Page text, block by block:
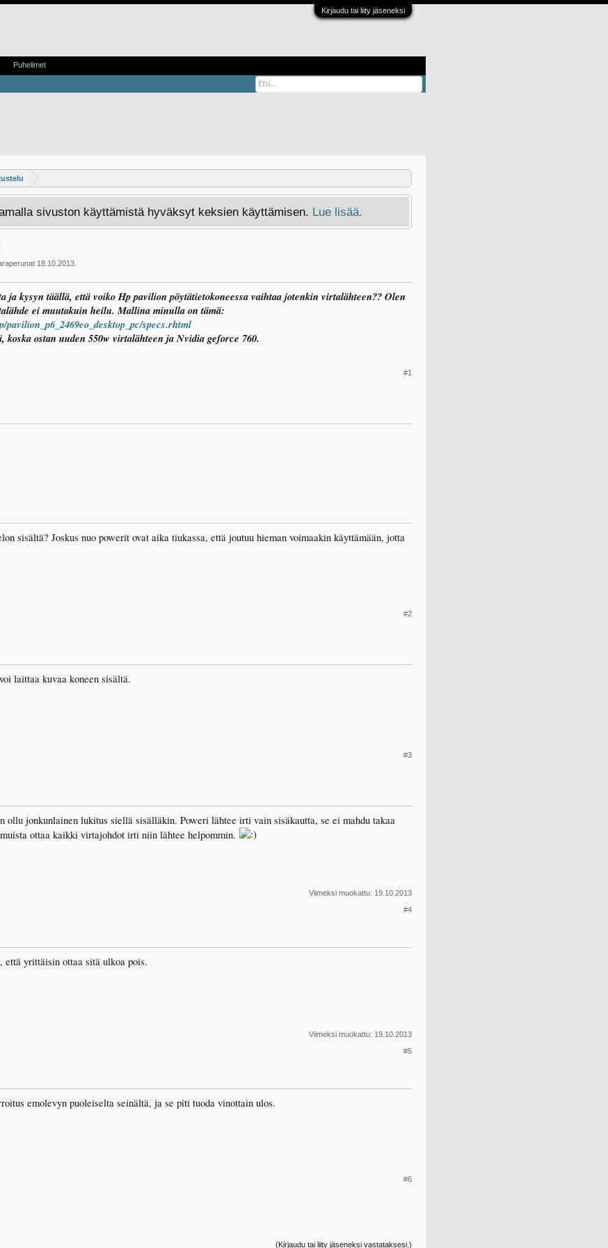
Kirjaudu tai liity jäseneksi
sivuston käyttämistä hyväksyt keksien käyttämisen. Lue lisää.
18.10.2013
ja kysyn täällä, että voiko Hp pavilion pöytätietokoneessa vaihtaa jotenkin virtalähteen?? Olen
ei muutakuin heilu. Mallina minulla on tämä:
specs.rhtml
koska ostan uuden 550w virtalähteen ja Nvidia geforce 760.
#1
sisältä? Joskus nuo powerit ovat aika tiukassa, että joutuu hieman voimaakin käyttämään, jotta
#2
laittaa kuvaa koneen sisältä.
#3
ollu jonkunlainen lukitus siellä sisälläkin. Poweri lähtee irti vain sisäkautta, se ei mahdu takaa
ottaa kaikki virtajohdot irti niin lähtee helpommin.
Viimeksi muokattu: 19.10.2013
#4
yrittäisin ottaa sitä ulkoa pois.
Viimeksi muokattu: 19.10.2013
#5
emolevyn puoleiselta seinältä, ja se piti tuoda vinottain ulos.
#6
(Kirjaudu tai liity jäseneksi vastataksesi.)
Puhelimet